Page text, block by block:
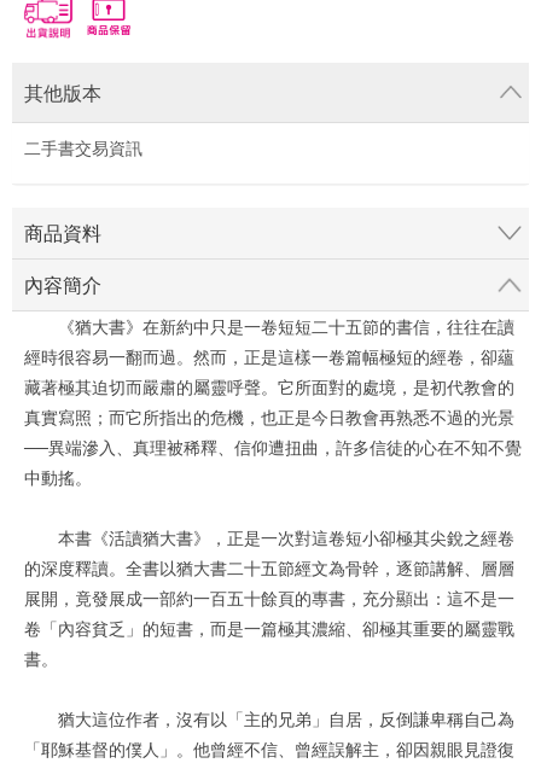
其他版本
二手書交易資訊
商品資料
內容簡介
《猶大書》在新約中只是一卷短短二十五節的書信，往往在讀
經時很容易一翻而過。然而，正是這樣一卷篇幅極短的經卷，卻蘊
藏著極其迫切而嚴肅的屬靈呼聲。它所面對的處境，是初代教會的
真實寫照；而它所指出的危機，也正是今日教會再熟悉不過的光景
──異端滲入、真理被稀釋、信仰遭扭曲，許多信徒的心在不知不覺
中動搖。
本書《活讀猶大書》，正是一次對這卷短小卻極其尖銳之經卷
的深度釋讀。全書以猶大書二十五節經文為骨幹，逐節講解、層層
展開，竟發展成一部約一百五十餘頁的專書，充分顯出：這不是一
卷「內容貧乏」的短書，而是一篇極其濃縮、卻極其重要的屬靈戰
書。
猶大這位作者，沒有以「主的兄弟」自居，反倒謙卑稱自己為
「耶穌基督的僕人」。他曾經不信、曾經誤解主，卻因親眼見證復